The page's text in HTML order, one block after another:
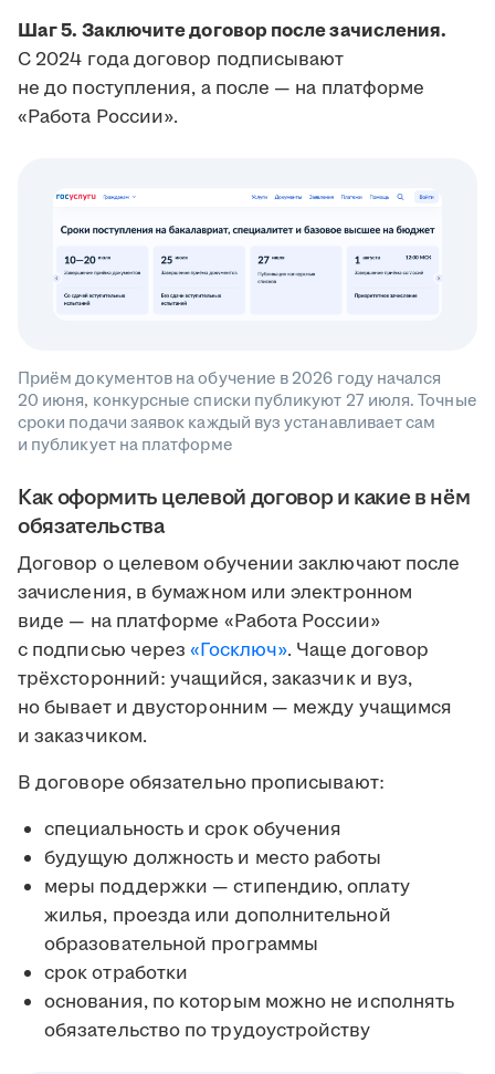
Шаг 5. Заключите договор после зачисления.
С 2024 года договор подписывают
не до поступления, а после — на платформе
«Работа России».
Приём документов на обучение в 2026 году начался
20 июня, конкурсные списки публикуют 27 июля. Точные
сроки подачи заявок каждый вуз устанавливает сам
и публикует на платформе
Как оформить целевой договор и какие в нём
обязательства
Договор о целевом обучении заключают после
зачисления, в бумажном или электронном
виде — на платформе «Работа России»
с подписью через«Госключ». Чаще договор
трёхсторонний: учащийся, заказчик и вуз,
но бывает и двусторонним — между учащимся
и заказчиком.
В договоре обязательно прописывают:
специальность и срок обучения
будущую должность и место работы
меры поддержки — стипендию, оплату
жилья, проезда или дополнительной
образовательной программы
срок отработки
основания, по которым можно не исполнять
обязательство по трудоустройству